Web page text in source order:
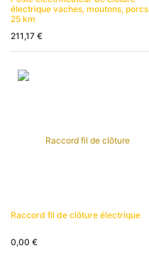
électrique vaches, moutons, porcs
25 km
211,17 €
Raccord fil de clôture électrique
0,00 €